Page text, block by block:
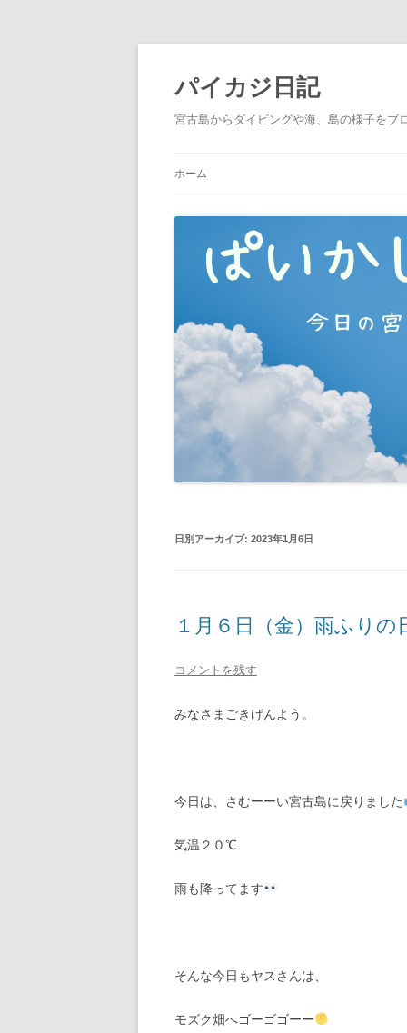
パイカジ日記
宮古島からダイビングや海、島の様子をブ
ホーム
日別アーカイブ: 2023年1月6日
１月６日（金）雨ふりの
コメントを残す
みなさまごきげんよう。
今日は、さむーーい宮古島に戻りました
気温２０℃
雨も降ってます
そんな今日もヤスさんは、
モズク畑へゴーゴゴーー